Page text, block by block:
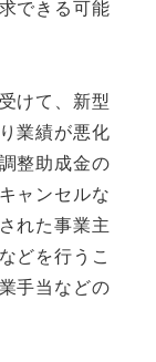
できる可能
けて、新型
業績が悪化
整助成金の
ャンセルな
れた事業主
どを行うこ
手当などの